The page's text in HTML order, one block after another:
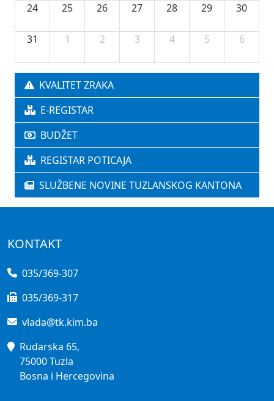
24 25 26 27 28 29 30
31 1 2 3 4 5 6
KVALITET ZRAKA
E-REGISTAR
BUDŽET
REGISTAR POTICAJA
SLUŽBENE NOVINE TUZLANSKOG KANTONA
KONTAKT
035/369-307
035/369-317
vlada@tk.kim.ba
Rudarska 65,
75000 Tuzla
Bosna i Hercegovina